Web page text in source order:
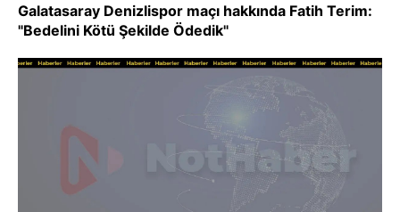
Galatasaray Denizlispor maçı hakkında Fatih Terim:
"Bedelini Kötü Şekilde Ödedik"